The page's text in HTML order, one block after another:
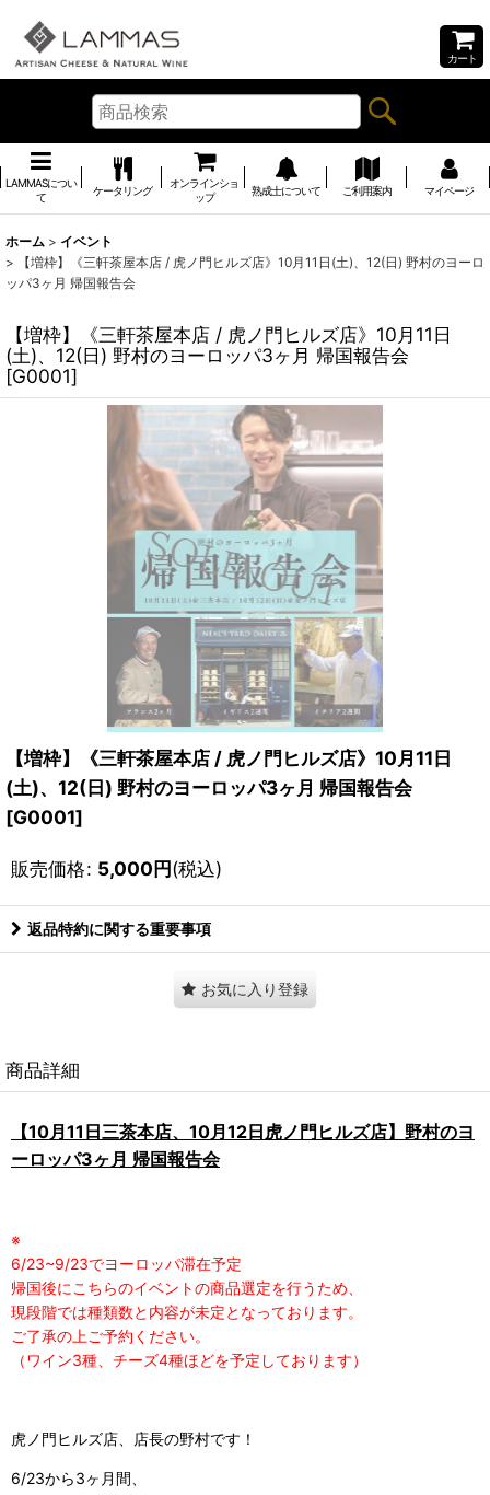
カート
LAMMASについ
て
ケータリング
オンラインショ
ップ
熟成士について ご利用案内 マイページ
ホーム > イベント
>
【増枠】《三軒茶屋本店 / 虎ノ門ヒルズ店》10月11日(土)、12(日) 野村のヨーロ
ッパ3ヶ月 帰国報告会
【増枠】《三軒茶屋本店 / 虎ノ門ヒルズ店》10月11日
(土)、12(日) 野村のヨーロッパ3ヶ月 帰国報告会
[G0001]
【増枠】《三軒茶屋本店 / 虎ノ門ヒルズ店》10月11日
(土)、12(日) 野村のヨーロッパ3ヶ月 帰国報告会
[G0001]
販売価格: 5,000円(税込)
返品特約に関する重要事項
お気に入り登録
商品詳細
【10月11日三茶本店、10月12日虎ノ門ヒルズ店】野村のヨ
ーロッパ3ヶ月 帰国報告会
※
6/23~9/23でヨーロッパ滞在予定
帰国後にこちらのイベントの商品選定を行うため、
現段階では種類数と内容が未定となっております。
ご了承の上ご予約ください。
（ワイン3種、チーズ4種ほどを予定しております）
虎ノ門ヒルズ店、 店長の野村です！
6/23から3ヶ月間、